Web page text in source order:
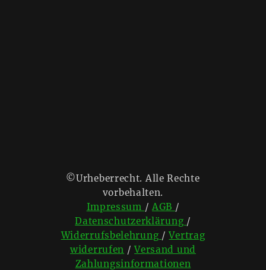
©Urheberrecht. Alle Rechte
vorbehalten.
Impressum / AGB /
Datenschutzerklärung /
Widerrufsbelehrung /Vertrag
widerrufen /Versand und
Zahlungsinformationen